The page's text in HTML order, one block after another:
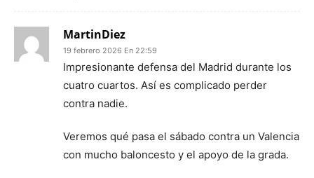
MartinDiez
19 febrero 2026 En 22:59
Impresionante defensa del Madrid durante los
cuatro cuartos. Así es complicado perder
contra nadie.
Veremos qué pasa el sábado contra un Valencia
con mucho baloncesto y el apoyo de la grada.